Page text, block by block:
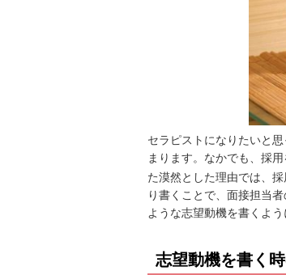
セラピストになりたいと
まります。なかでも、採
た漠然とした理由では、
り書くことで、面接担当
ような志望動機を書くよう
志望動機を書く